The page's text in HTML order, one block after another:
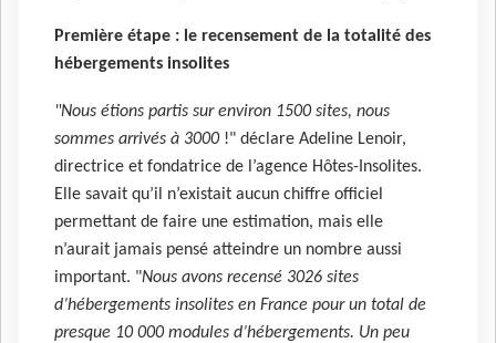
Première étape : le recensement de la totalité des
hébergements insolites
"Nous étions partis sur environ 1500 sites, nous
sommes arrivés à 3000!" déclare Adeline Lenoir,
directrice et fondatrice de l’agence Hôtes-Insolites.
Elle savait qu’il n’existait aucun chiffre officiel
permettant de faire une estimation, mais elle
n’aurait jamais pensé atteindre un nombre aussi
important. "Nous avons recensé 3026 sites
d’hébergements insolites en France pour un total de
presque 10 000 modules d’hébergements. Un peu